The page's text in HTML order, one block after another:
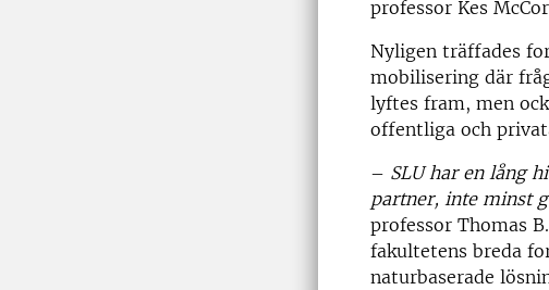
professor Kes
Nyligen träffades
mobilisering där
lyftes fram, men
offentliga och
– SLU har en lång
partner, inte minst
professor Thomas
fakultetens breda
naturbaserade